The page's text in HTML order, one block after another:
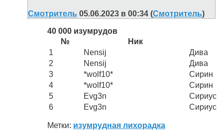
Смотритель 05.06.2023 в 00:34 (Смотритель)
40 000 изумрудов
№
Ник
1
Nensij
Дива
2
Nensij
Дива
3
*wolf10*
Сирин
4
*wolf10*
Сирин
5
Evg3n
Сириус
6
Evg3n Сириус
Метки: изумрудная лихорадка